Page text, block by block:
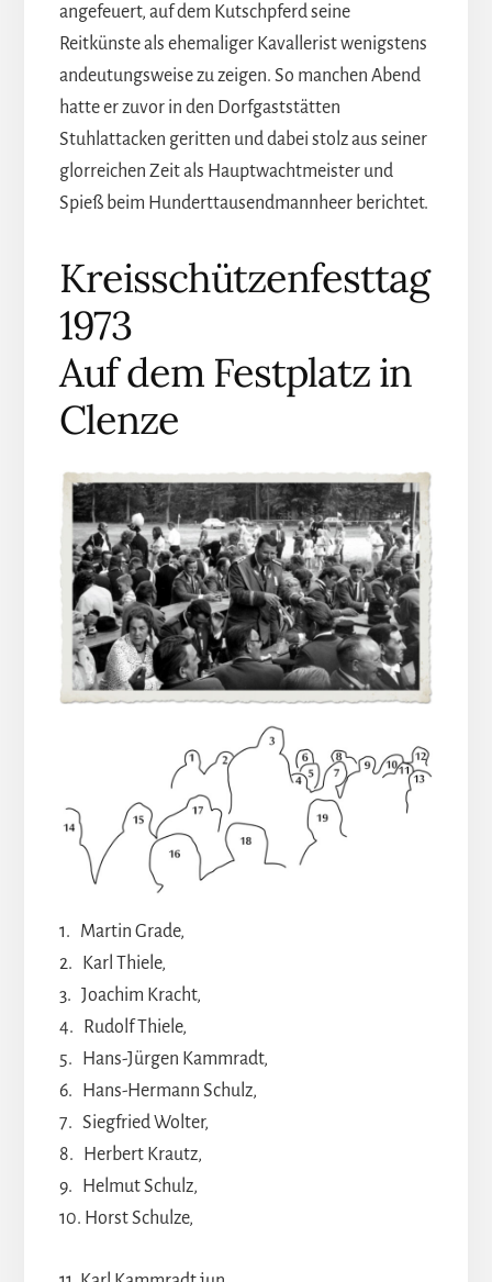
angefeuert, auf dem Kutschpferd seine
Reitkünste als ehemaliger Kavallerist wenigstens
andeutungsweise zu zeigen. So manchen Abend
hatte er zuvor in den Dorfgaststätten
Stuhlattacken geritten und dabei stolz aus seiner
glorreichen Zeit als Hauptwachtmeister und
Spieß beim Hunderttausendmannheer berichtet.
Kreisschützenfesttag
1973
Auf dem Festplatz in
Clenze
1. Martin Grade,
2. Karl Thiele,
3. Joachim Kracht,
4. Rudolf Thiele,
5. Hans-Jürgen Kammradt,
6. Hans-Hermann Schulz,
7. Siegfried Wolter,
8. Herbert Krautz,
9. Helmut Schulz,
10. Horst Schulze,